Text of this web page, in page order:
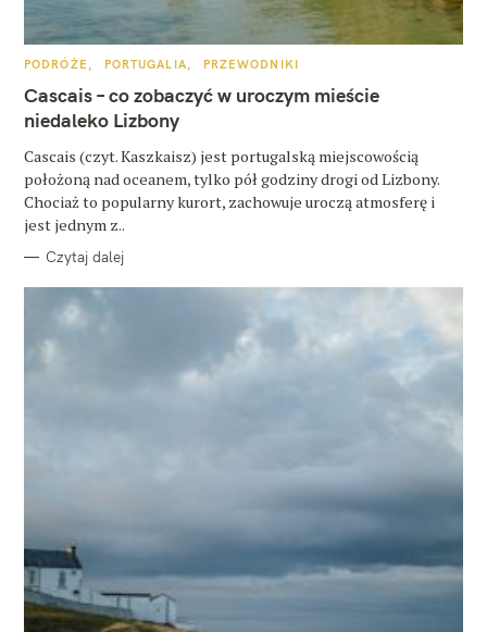
K
T
E
G
O
I
PODRÓŻE PORTUGALIA PRZEWODNIKI
Cascais – co zobaczyć w uroczym mieście
niedaleko Lizbony
Cascais (czyt. Kaszkaisz) jest portugalską miejscowością
położoną nad oceanem, tylko pół godziny drogi od Lizbony.
Chociaż to popularny kurort, zachowuje uroczą atmosferę i
jest jednym z..
Czytaj dalej
k
j